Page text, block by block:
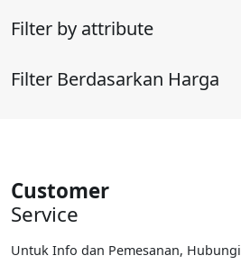
Filter by attribute
Filter Berdasarkan Harga
Customer
Service
Untuk Info dan Pemesanan, Hubungi